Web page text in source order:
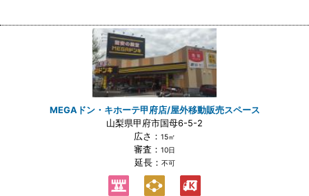
MEGAドン・キホーテ甲府店/屋外移動販売スペース
山梨県甲府市国母6-5-2
広さ： 15㎡
審査： 10日
延長： 不可